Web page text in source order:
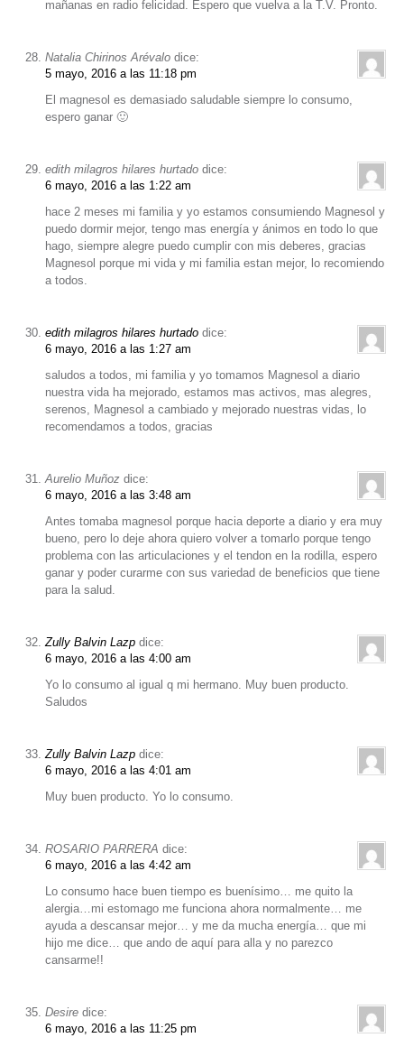
mañanas en radio felicidad. Espero que vuelva a la T.V. Pronto.
Natalia Chirinos Arévalo dice:
5 mayo, 2016 a las 11:18 pm
El magnesol es demasiado saludable siempre lo consumo,
espero ganar 🙂
edith milagros hilares hurtado dice:
6 mayo, 2016 a las 1:22 am
hace 2 meses mi familia y yo estamos consumiendo Magnesol y
puedo dormir mejor, tengo mas energía y ánimos en todo lo que
hago, siempre alegre puedo cumplir con mis deberes, gracias
Magnesol porque mi vida y mi familia estan mejor, lo recomiendo
a todos.
edith milagros hilares hurtado dice:
6 mayo, 2016 a las 1:27 am
saludos a todos, mi familia y yo tomamos Magnesol a diario
nuestra vida ha mejorado, estamos mas activos, mas alegres,
serenos, Magnesol a cambiado y mejorado nuestras vidas, lo
recomendamos a todos, gracias
Aurelio Muñoz dice:
6 mayo, 2016 a las 3:48 am
Antes tomaba magnesol porque hacia deporte a diario y era muy
bueno, pero lo deje ahora quiero volver a tomarlo porque tengo
problema con las articulaciones y el tendon en la rodilla, espero
ganar y poder curarme con sus variedad de beneficios que tiene
para la salud.
Zully Balvin Lazp dice:
6 mayo, 2016 a las 4:00 am
Yo lo consumo al igual q mi hermano. Muy buen producto.
Saludos
Zully Balvin Lazp dice:
6 mayo, 2016 a las 4:01 am
Muy buen producto. Yo lo consumo.
ROSARIO PARRERA dice:
6 mayo, 2016 a las 4:42 am
Lo consumo hace buen tiempo es buenísimo… me quito la
alergia…mi estomago me funciona ahora normalmente… me
ayuda a descansar mejor… y me da mucha energía… que mi
hijo me dice… que ando de aquí para alla y no parezco
cansarme!!
Desire dice:
6 mayo, 2016 a las 11:25 pm